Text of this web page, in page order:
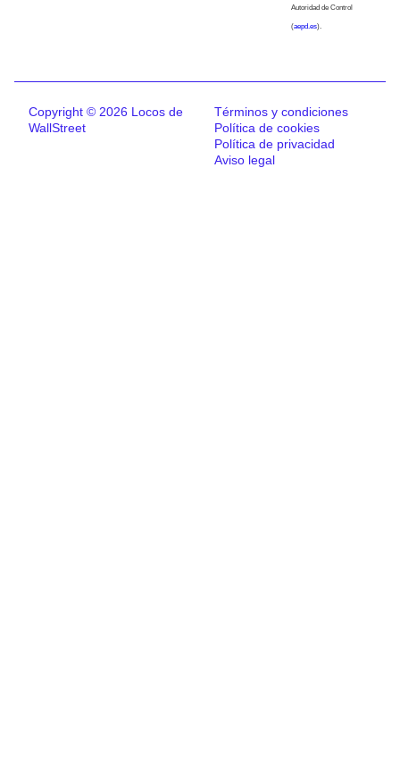
Autoridad de Control
(aepd.es).
Copyright © 2026 Locos de
WallStreet
Términos y condiciones
Política de cookies
Política de privacidad
Aviso legal